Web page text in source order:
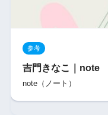
参考
吉門きなこ｜note
note（ノート）